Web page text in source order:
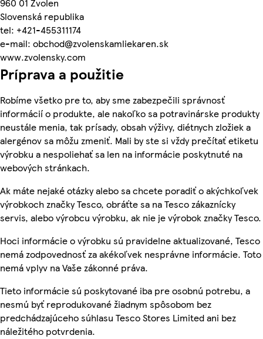
Slovenská republika
tel: +421-455311174
e-mail: obchod@zvolenskamliekaren.sk
www.zvolensky.com
Príprava a použitie
Robíme všetko pre to, aby sme zabezpečili správnosť
informácií o produkte, ale nakoľko sa potravinárske produkty
neustále menia, tak prísady, obsah výživy, diétnych zložiek a
alergénov sa môžu zmeniť. Mali by ste si vždy prečítať etiketu
výrobku a nespoliehať sa len na informácie poskytnuté na
webových stránkach.
Ak máte nejaké otázky alebo sa chcete poradiť o akýchkoľvek
výrobkoch značky Tesco, obráťte sa na Tesco zákaznícky
servis, alebo výrobcu výrobku, ak nie je výrobok značky Tesco.
Hoci informácie o výrobku sú pravidelne aktualizované, Tesco
nemá zodpovednosť za akékoľvek nesprávne informácie. Toto
nemá vplyv na Vaše zákonné práva.
Tieto informácie sú poskytované iba pre osobnú potrebu, a
nesmú byť reprodukované žiadnym spôsobom bez
predchádzajúceho súhlasu Tesco Stores Limited ani bez
náležitého potvrdenia.